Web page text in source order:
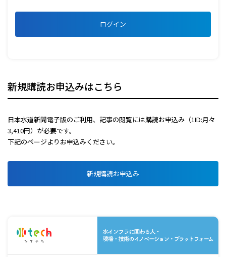
ログイン
新規購読お申込みはこちら
日本水道新聞電子版のご利用、記事の閲覧には購読お申込み（1ID:月々
3,410円）が必要です。
下記のページよりお申込みください。
新規購読お申込み